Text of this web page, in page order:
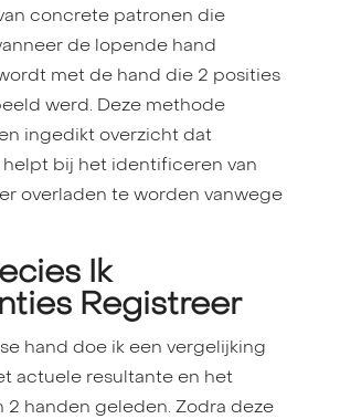
concrete patronen die
de lopende hand
met de hand die 2 posities
werd. Deze methode
ingedikt overzicht dat
bij het identificeren van
overladen te worden vanwege
Ik
Registreer
hand doe ik een vergelijking
actuele resultante en het
2 handen geleden. Zodra deze